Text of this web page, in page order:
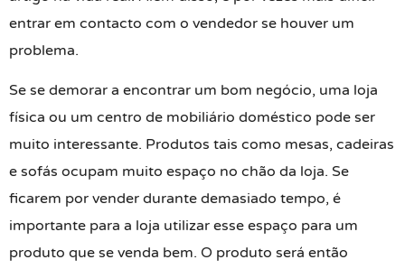
entrar em contacto com o vendedor se houver um
problema.
Se se demorar a encontrar um bom negócio, uma loja
física ou um centro de mobiliário doméstico pode ser
muito interessante. Produtos tais como mesas, cadeiras
e sofás ocupam muito espaço no chão da loja. Se
ficarem por vender durante demasiado tempo, é
importante para a loja utilizar esse espaço para um
produto que se venda bem. O produto será então